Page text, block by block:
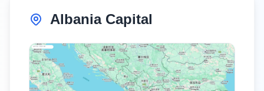
Albania Capital